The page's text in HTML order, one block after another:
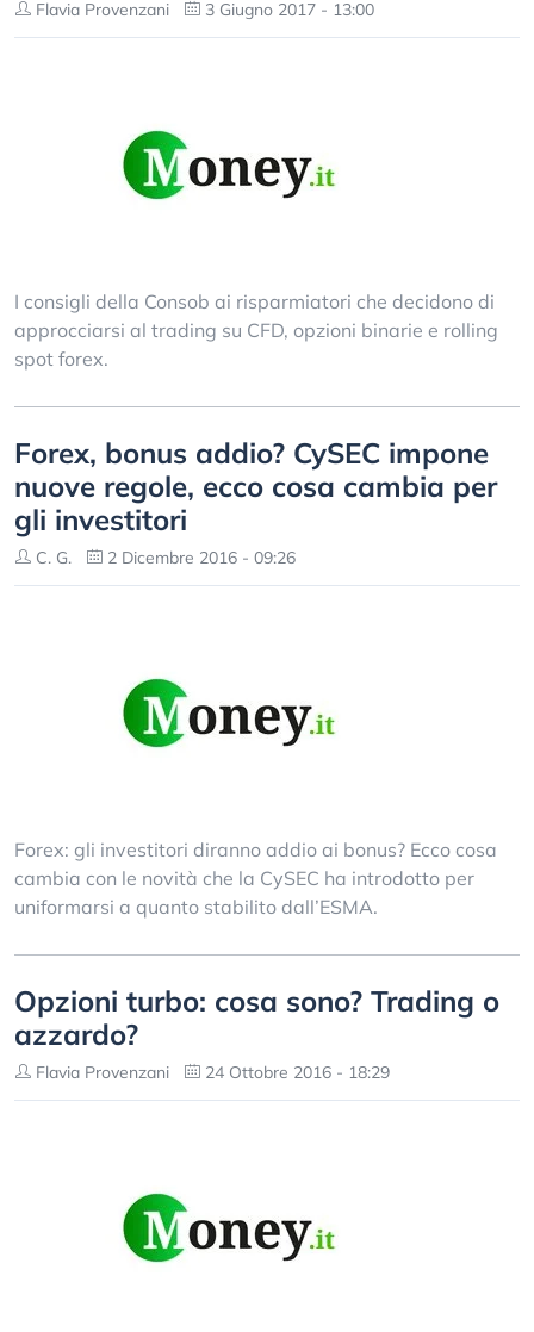
Flavia Provenzani 3 Giugno 2017 - 13:00
I consigli della Consob ai risparmiatori che decidono di
approcciarsi al trading su CFD, opzioni binarie e rolling
spot forex.
Forex, bonus addio? CySEC impone
nuove regole, ecco cosa cambia per
gli investitori
C. G. 2 Dicembre 2016 - 09:26
Forex: gli investitori diranno addio ai bonus? Ecco cosa
cambia con le novità che la CySEC ha introdotto per
uniformarsi a quanto stabilito dall’ESMA.
Opzioni turbo: cosa sono? Trading o
azzardo?
Flavia Provenzani 24 Ottobre 2016 - 18:29